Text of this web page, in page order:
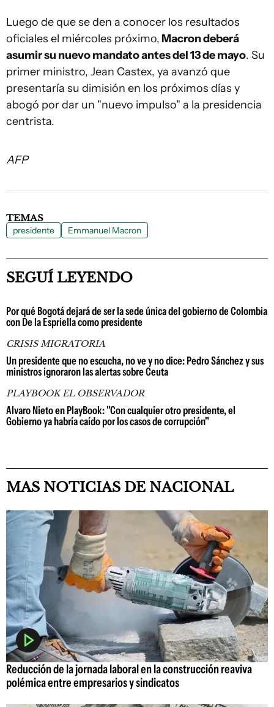
Luego de que se den a conocer los resultados
oficiales el miércoles próximo, Macron deberá
asumir su nuevo mandato antes del 13 de mayo. Su
primer ministro, Jean Castex, ya avanzó que
presentaría su dimisión en los próximos días y
abogó por dar un "nuevo impulso" a la presidencia
centrista.
AFP
TEMAS
presidente Emmanuel Macron
SEGUÍ LEYENDO
Por qué Bogotá dejará de ser la sede única del gobierno de Colombia
con De la Espriella como presidente
CRISIS MIGRATORIA
Un presidente que no escucha, no ve y no dice: Pedro Sánchez y sus
ministros ignoraron las alertas sobre Ceuta
PLAYBOOK EL OBSERVADOR
Alvaro Nieto en PlayBook: "Con cualquier otro presidente, el
Gobierno ya habría caído por los casos de corrupción"
MAS NOTICIAS DE NACIONAL
Reducción de la jornada laboral en la construcción reaviva
polémica entre empresarios y sindicatos